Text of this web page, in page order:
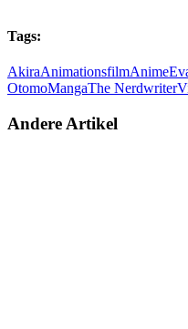
Tags:
AkiraAnimationsfilmAnime
OtomoMangaThe Nerdwriter
Andere Artikel